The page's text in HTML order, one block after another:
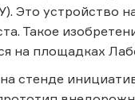
Это устройство
Такое
на площадках
стенде